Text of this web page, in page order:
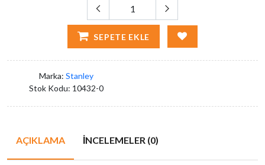
SEPETE EKLE
Marka: Stanley
Stok Kodu: 10432-0
AÇIKLAMA İNCELEMELER (0)